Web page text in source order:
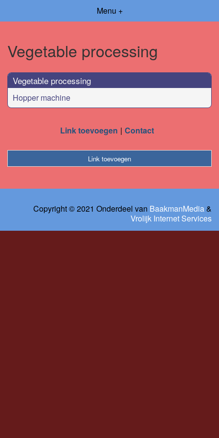
Menu +
Vegetable processing
Vegetable processing
Hopper machine
Link toevoegen Contact
Link toevoegen
Copyright © 2021 Onderdeel van BaakmanMedia&
Vrolijk Internet Services